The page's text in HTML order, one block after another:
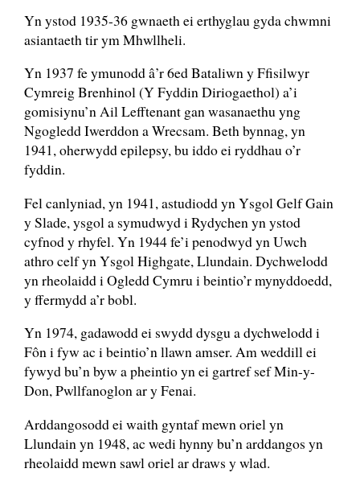
Yn ystod 1935-36 gwnaeth ei erthyglau gyda chwmni
asiantaeth tir ym Mhwllheli.
Yn 1937 fe ymunodd â’r 6ed Bataliwn y Ffisilwyr
Cymreig Brenhinol (Y Fyddin Diriogaethol) a’i
gomisiynu’n Ail Lefftenant gan wasanaethu yng
Ngogledd Iwerddon a Wrecsam. Beth bynnag, yn
1941, oherwydd epilepsy, bu iddo ei ryddhau o’r
fyddin.
Fel canlyniad, yn 1941, astudiodd yn Ysgol Gelf Gain
y Slade, ysgol a symudwyd i Rydychen yn ystod
cyfnod y rhyfel. Yn 1944 fe’i penodwyd yn Uwch
athro celf yn Ysgol Highgate, Llundain. Dychwelodd
yn rheolaidd i Ogledd Cymru i beintio’r mynyddoedd,
y ffermydd a’r bobl.
Yn 1974, gadawodd ei swydd dysgu a dychwelodd i
Fôn i fyw ac i beintio’n llawn amser. Am weddill ei
fywyd bu’n byw a pheintio yn ei gartref sef Min-y-
Don, Pwllfanoglon ar y Fenai.
Arddangosodd ei waith gyntaf mewn oriel yn
Llundain yn 1948, ac wedi hynny bu’n arddangos yn
rheolaidd mewn sawl oriel ar draws y wlad.